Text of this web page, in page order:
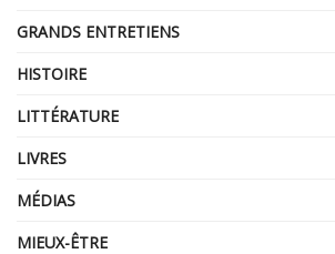
GRANDS ENTRETIENS
HISTOIRE
LITTÉRATURE
LIVRES
MÉDIAS
MIEUX-ÊTRE